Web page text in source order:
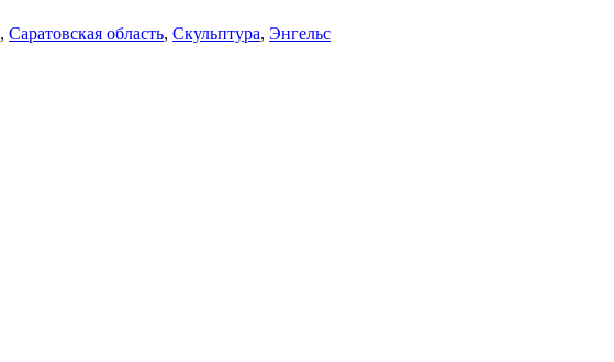
, Саратовская область, Скульптура, Энгельс